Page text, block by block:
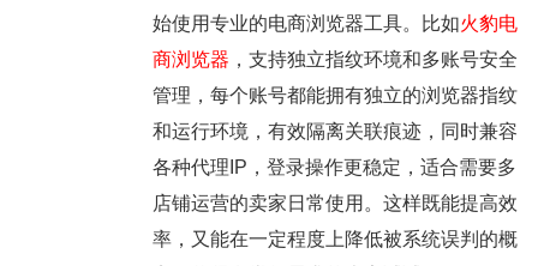
始使用专业的电商浏览器工具。比如火豹电
商浏览器 ，支持独立指纹环境和多账号安全
管理，每个账号都能拥有独立的浏览器指纹
和运行环境，有效隔离关联痕迹，同时兼容
各种代理IP，登录操作更稳定，适合需要多
店铺运营的卖家日常使用。这样既能提高效
率，又能在一定程度上降低被系统误判的概